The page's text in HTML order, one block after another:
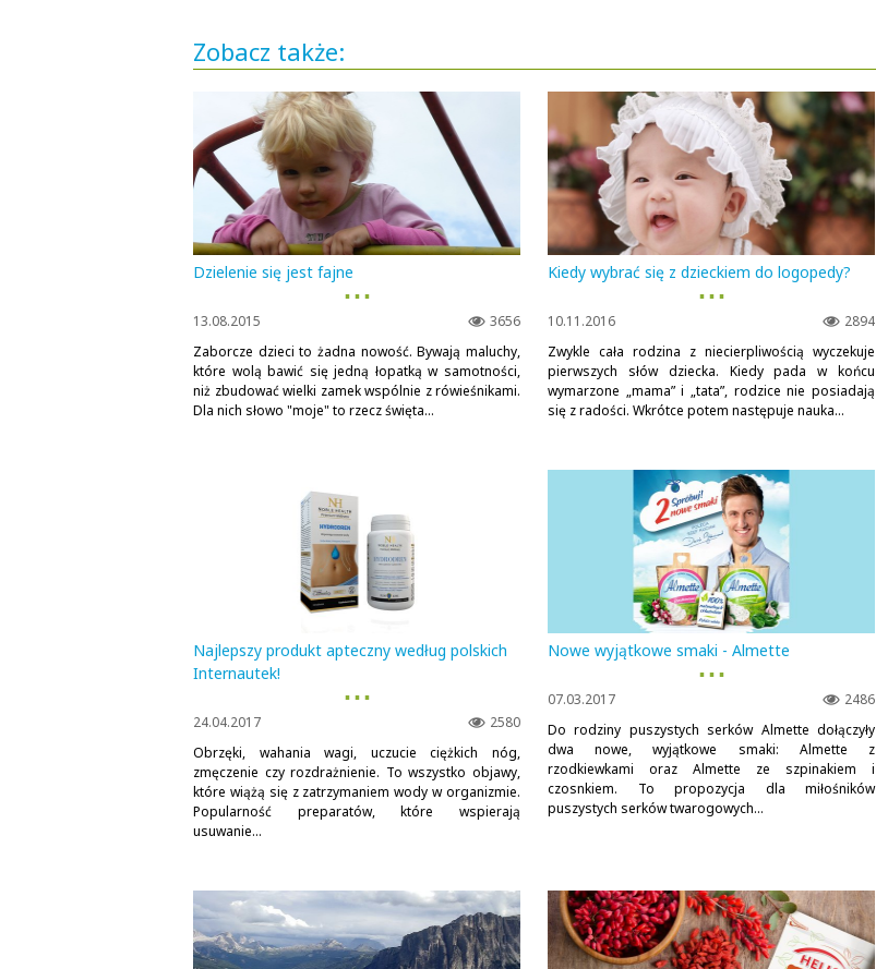
Zobacz także:
Dzielenie się jest fajne
▪ ▪ ▪
3656
13.08.2015
Zaborcze dzieci to żadna nowość. Bywają maluchy,
które wolą bawić się jedną łopatką w samotności,
niż zbudować wielki zamek wspólnie z rówieśnikami.
Dla nich słowo "moje" to rzecz święta...
Kiedy wybrać się z dzieckiem do logopedy?
▪ ▪ ▪
2894
10.11.2016
Zwykle cała rodzina z niecierpliwością wyczekuje
pierwszych słów dziecka. Kiedy pada w końcu
wymarzone „mama” i „tata”, rodzice nie posiadają
się z radości. Wkrótce potem następuje nauka...
Najlepszy produkt apteczny według polskich
Internautek!
▪ ▪ ▪
2580
24.04.2017
Obrzęki, wahania wagi, uczucie ciężkich nóg,
zmęczenie czy rozdrażnienie. To wszystko objawy,
które wiążą się z zatrzymaniem wody w organizmie.
Popularność preparatów, które wspierają
usuwanie...
Nowe wyjątkowe smaki - Almette
▪ ▪ ▪
2486
07.03.2017
Do rodziny puszystych serków Almette dołączyły
dwa nowe, wyjątkowe smaki: Almette z
rzodkiewkami oraz Almette ze szpinakiem i
czosnkiem. To propozycja dla miłośników
puszystych serków twarogowych...